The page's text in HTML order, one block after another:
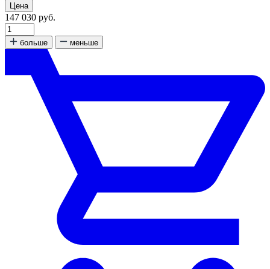
Цена
147 030 руб.
больше меньше